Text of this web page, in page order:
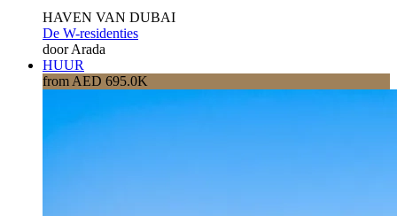
HAVEN VAN DUBAI
De W-residenties
door Arada
HUUR
from AED 695.0K